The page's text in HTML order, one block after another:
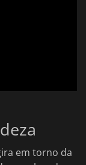
em torno da